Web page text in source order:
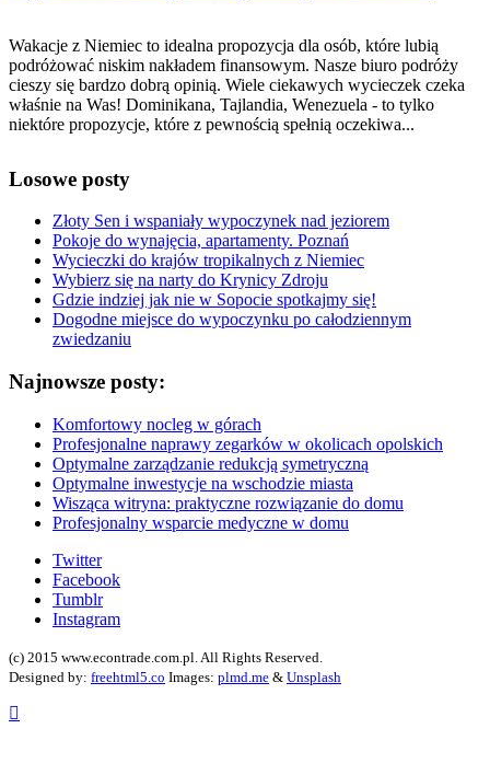
Wakacje z Niemiec to idealna propozycja dla osób, które lubią
podróżować niskim nakładem finansowym. Nasze biuro podróży
cieszy się bardzo dobrą opinią. Wiele ciekawych wycieczek czeka
właśnie na Was! Dominikana, Tajlandia, Wenezuela - to tylko
niektóre propozycje, które z pewnością spełnią oczekiwa...
Losowe posty
Złoty Sen i wspaniały wypoczynek nad jeziorem
Pokoje do wynajęcia, apartamenty. Poznań
Wycieczki do krajów tropikalnych z Niemiec
Wybierz się na narty do Krynicy Zdroju
Gdzie indziej jak nie w Sopocie spotkajmy się!
Dogodne miejsce do wypoczynku po całodziennym
zwiedzaniu
Najnowsze posty:
Komfortowy nocleg w górach
Profesjonalne naprawy zegarków w okolicach opolskich
Optymalne zarządzanie redukcją symetryczną
Optymalne inwestycje na wschodzie miasta
Wisząca witryna: praktyczne rozwiązanie do domu
Profesjonalny wsparcie medyczne w domu
Twitter
Facebook
Tumblr
Instagram
(c) 2015 www.econtrade.com.pl. All Rights Reserved.
Designed by: freehtml5.co Images: plmd.me & Unsplash